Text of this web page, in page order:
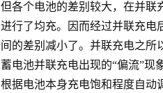
但各个电池的差别较大，在并联
进行了均充。因而经过并联充电
间的差别减小了。并联充电之所
蓄电池并联充电出现的“偏流”现
根据电池本身充电饱和程度自动